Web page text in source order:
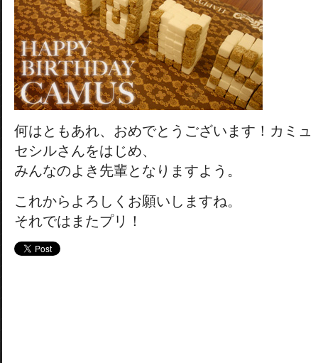
何はともあれ、おめでとうございます！カミュ
セシルさんをはじめ、
みんなのよき先輩となりますよう。
これからよろしくお願いしますね。
それではまたプリ！